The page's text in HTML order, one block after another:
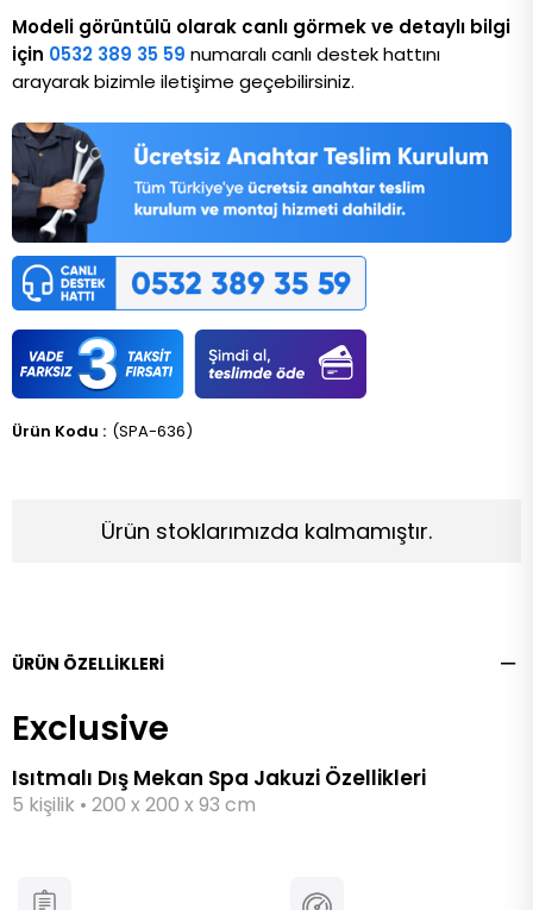
Modeli görüntülü olarak canlı görmek ve detaylı bilgi
için 0532 389 35 59 numaralı canlı destek hattını
arayarak bizimle iletişime geçebilirsiniz.
(SPA-636)
Ürün stoklarımızda kalmamıştır.
ÜRÜN ÖZELLIKLERI
Exclusive
Isıtmalı Dış Mekan Spa Jakuzi Özellikleri
5 kişilik • 200 x 200 x 93 cm